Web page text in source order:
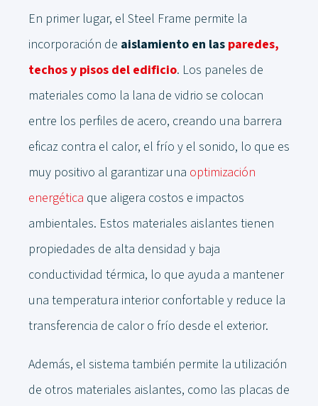
En primer lugar, el Steel Frame permite la
incorporación de aislamiento en las paredes,
techos y pisos del edificio. Los paneles de
materiales como la lana de vidrio se colocan
entre los perfiles de acero, creando una barrera
eficaz contra el calor, el frío y el sonido, lo que es
muy positivo al garantizar una optimización
energética que aligera costos e impactos
ambientales. Estos materiales aislantes tienen
propiedades de alta densidad y baja
conductividad térmica, lo que ayuda a mantener
una temperatura interior confortable y reduce la
transferencia de calor o frío desde el exterior.
Además, el sistema también permite la utilización
de otros materiales aislantes, como las placas de